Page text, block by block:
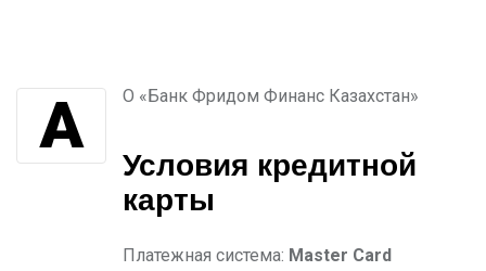
АО «Банк Фридом Финанс Казахстан»
Условия кредитной
карты
Платежная система: Master Card